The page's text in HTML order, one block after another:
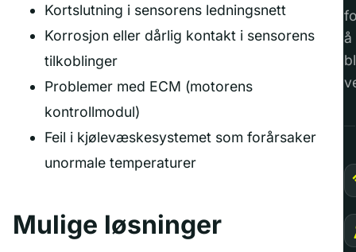
Kortslutning i sensorens ledningsnett
Korrosjon eller dårlig kontakt i sensorens
tilkoblinger
Problemer med ECM (motorens
kontrollmodul)
Feil i kjølevæskesystemet som forårsaker
unormale temperaturer
Mulige løsninger
å